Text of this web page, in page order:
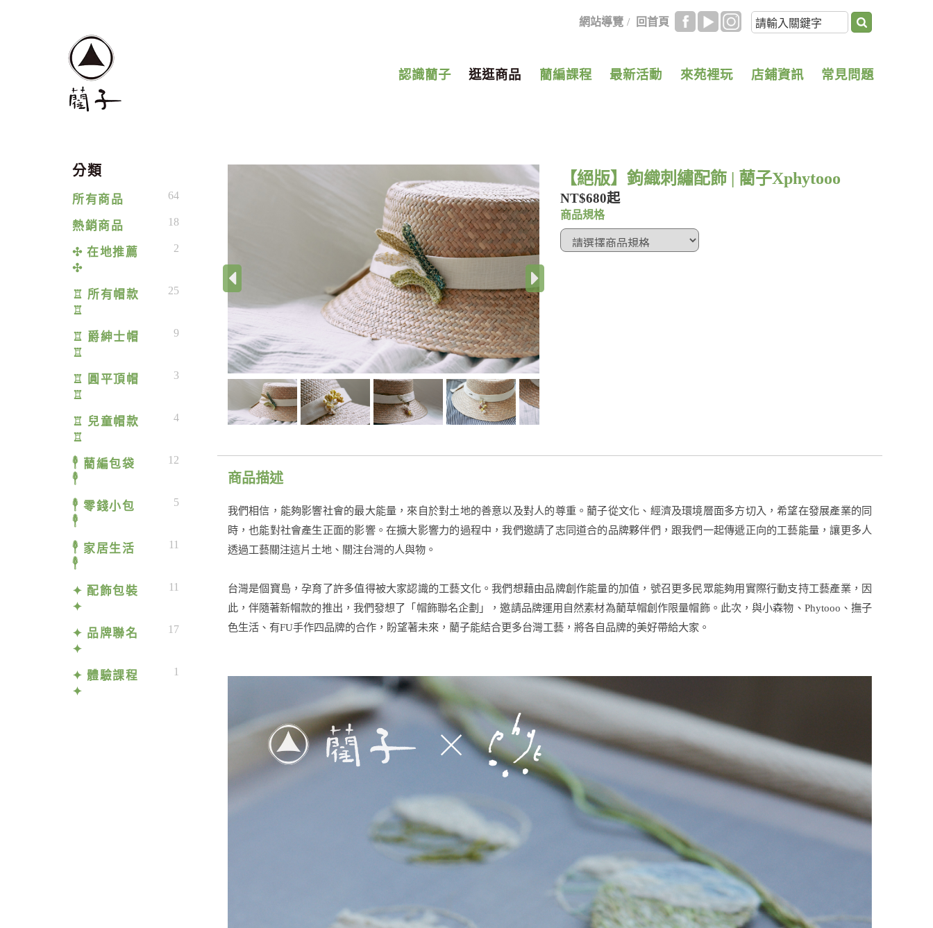
網站導覽 / 回首頁
認識藺子 逛逛商品 藺編課程 最新活動 來苑裡玩 店鋪資訊 常見問題
分類
所有商品 64
熱銷商品 18
✣ 在地推薦
✣
2
♖ 所有帽款
♖
25
♖ 爵紳士帽
♖
9
♖ 圓平頂帽
♖
3
♖ 兒童帽款
♖
4
𓇣 藺編包袋
𓇣
12
𓇣 零錢小包
𓇣
5
𓇣 家居生活
𓇣
11
✦ 配飾包裝
✦
11
✦ 品牌聯名
✦
17
✦ 體驗課程
✦
1
【絕版】鉤織刺繡配飾 | 藺子Xphytooo
NT$680起
商品規格
商品描述
我們相信，能夠影響社會的最大能量，來自於對土地的善意以及對人的尊重。藺子從文化、經濟及環境層面多方切入，希望在發展產業的同
時，也能對社會產生正面的影響。在擴大影響力的過程中，我們邀請了志同道合的品牌夥伴們，跟我們一起傳遞正向的工藝能量，讓更多人
透過工藝關注這片土地、關注台灣的人與物。
台灣是個寶島，孕育了許多值得被大家認識的工藝文化。我們想藉由品牌創作能量的加值，號召更多民眾能夠用實際行動支持工藝產業，因
此，伴隨著新帽款的推出，我們發想了「帽飾聯名企劃」，邀請品牌運用自然素材為藺草帽創作限量帽飾。此次，與小森物、Phytooo、撫子
色生活、有FU手作四品牌的合作，盼望著未來，藺子能結合更多台灣工藝，將各自品牌的美好帶給大家。